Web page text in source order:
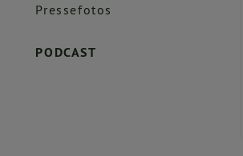
Pressefotos
PODCAST